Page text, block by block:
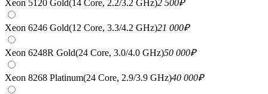
Xeon 5120 Gold(14 Core, 2.2/3.2 GHz)2 500₽
Xeon 6246 Gold(12 Core, 3.3/4.2 GHz)21 000₽
Xeon 6248R Gold(24 Core, 3.0/4.0 GHz)50 000₽
Xeon 8268 Platinum(24 Core, 2.9/3.9 GHz)40 000₽